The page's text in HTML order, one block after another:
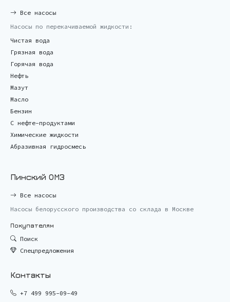
Все насосы
Насосы по перекачиваемой жидкости:
Чистая вода
Грязная вода
Горячая вода
Нефть
Мазут
Масло
Бензин
С нефте-продуктами
Химические жидкости
Абразивная гидросмесь
Пинский ОМЗ
Все насосы
Насосы белорусского производства со склада в Москве
Покупателям
Поиск
Спецпредложения
Контакты
+7 499 995-09-49